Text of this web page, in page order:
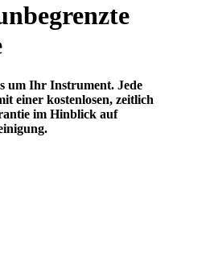
um Ihr Instrument. Jede
einer kostenlosen, zeitlich
im Hinblick auf